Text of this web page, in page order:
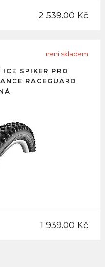
2 539.00 Kč
neni skladem
SPIKER PRO
RACEGUARD
1 939.00 Kč